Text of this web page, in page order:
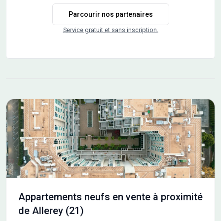
motorisés dans la pièce de vie (motorisation possible en
option dans les chambres) - Douche grand format
(90×120 cm – bac extraplat encastré ou douche à
privatif pour les T2 (inclus dans le prix) - Vidéophone
Faibles consommations énergétiques - Frais de notaire
réduits - Exonération de taxe foncière pendant 2 ans -
Garantie décennale et de bon fonctionnement 🎯 Déjà 17
appartements réservés : ne tardez pas à choisir le vôtre !
👉 Contactez-nous dès maintenant pour recevoir la
documentation complète et échanger sur votre projet.
Parcourir nos partenaires
Service gratuit et sans inscription.
Appartements neufs en vente à proximité
de Allerey (21)